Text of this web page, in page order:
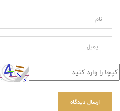
ارسال دیدگاه